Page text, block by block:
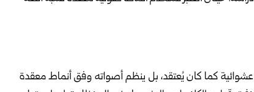
كما كان يُعتقد، بل ينظم أصواته وفق أنماط معقدة